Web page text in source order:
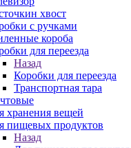
хвост
с ручками
короба
для переезда
Назад
Коробки для переезда
Транспортная тара
хранения вещей
пищевых продуктов
Назад